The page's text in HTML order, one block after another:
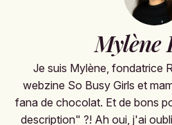
Mylène
Je suis Mylène, fondatrice
webzine So Busy Girls et
fana de chocolat. Et de bons
description" ?! Ah oui, j'ai